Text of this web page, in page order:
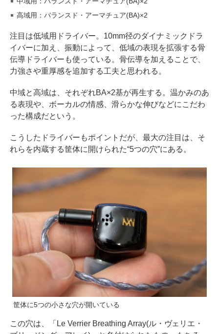
高域用：バランスド・アーマチュア(BA)×2
注目は低域用ドライバー。10mm径のダイナミックドラ
イバーに加え、振動によって、低域の表現を拡張する骨
伝導ドライバーも使っている。骨伝導を加えることで、
力強さや重厚感を追加する工夫と思われる。
中域と高域は、それぞれBA×2基が再生する。温かみのあ
る表現や、ボーカルの情感、滑らかな伸びなどにこだわ
った構成だという。
こうしたドライバーもポイントだが、最大の注目は、そ
れらを内蔵する筐体に開けられた“5つの穴”にある。
筐体に5つの小さな穴が開いている
この穴は、「Le Verrier Breathing Array(ル・ヴェリエ・